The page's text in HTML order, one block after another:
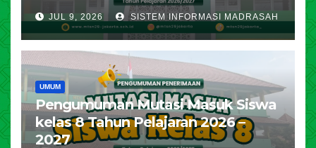
JUL 9, 2026 SISTEM INFORMASI MADRASAH
UMUM
Pengumuman Mutasi Masuk Siswa
kelas 8 Tahun Pelajaran 2026 –
2027